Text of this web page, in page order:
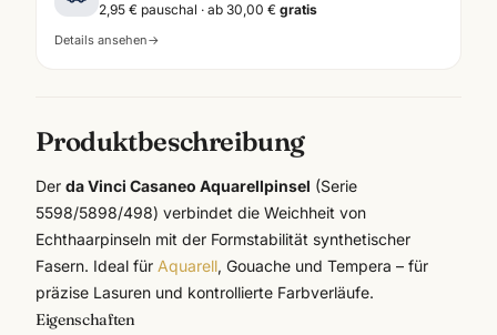
2,95 € pauschal · ab 30,00 € gratis
Details ansehen→
Produktbeschreibung
Der da Vinci Casaneo Aquarellpinsel (Serie
5598/5898/498) verbindet die Weichheit von
Echthaarpinseln mit der Formstabilität synthetischer
Fasern. Ideal für Aquarell, Gouache und Tempera – für
präzise Lasuren und kontrollierte Farbverläufe.
Eigenschaften